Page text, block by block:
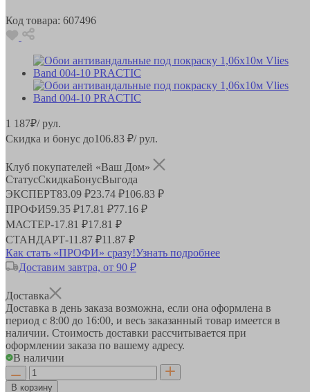
Код товара: 607496
1 187₽/ рул.
Скидка и бонус до106.83 ₽/ рул.
Клуб покупателей «Ваш Дом»
СтатусСкидкаБонусВыгода
ЭКСПЕРТ83.09 ₽23.74 ₽106.83 ₽
ПРОФИ59.35 ₽17.81 ₽77.16 ₽
МАСТЕР-17.81 ₽17.81 ₽
СТАНДАРТ-11.87 ₽11.87 ₽
Как стать «ПРОФИ» сразу!Узнать подробнее
Доставим завтра, от 90 ₽
Доставка
Доставка в день заказа возможна, если она оформлена в
период с 8:00 до 16:00, и весь заказанный товар имеется в
наличии. Стоимость доставки рассчитывается при
оформлении заказа по вашему адресу.
В наличии
В корзину